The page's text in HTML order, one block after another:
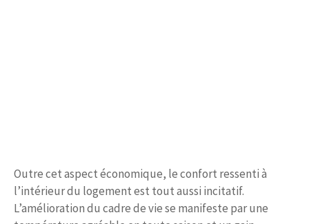
Outre cet aspect économique, le confort ressenti à
l’intérieur du logement est tout aussi incitatif.
L’amélioration du cadre de vie se manifeste par une